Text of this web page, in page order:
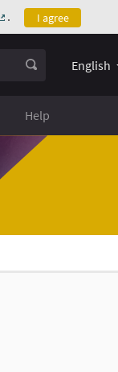
(External link)
. I agree
English
Help